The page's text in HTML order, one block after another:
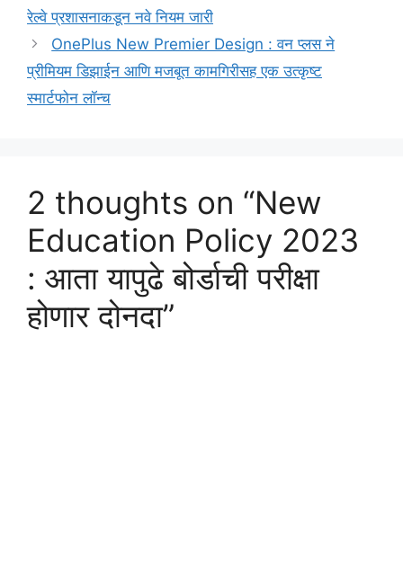
रेल्वे प्रशासनाकडून नवे नियम जारी
OnePlus New Premier Design : वन प्लस ने
प्रीमियम डिझाईन आणि मजबूत कामगिरीसह एक उत्कृष्ट
स्मार्टफोन लॉन्च
2 thoughts on “New
Education Policy 2023
: आता यापुढे बोर्डाची परीक्षा
होणार दोनदा”